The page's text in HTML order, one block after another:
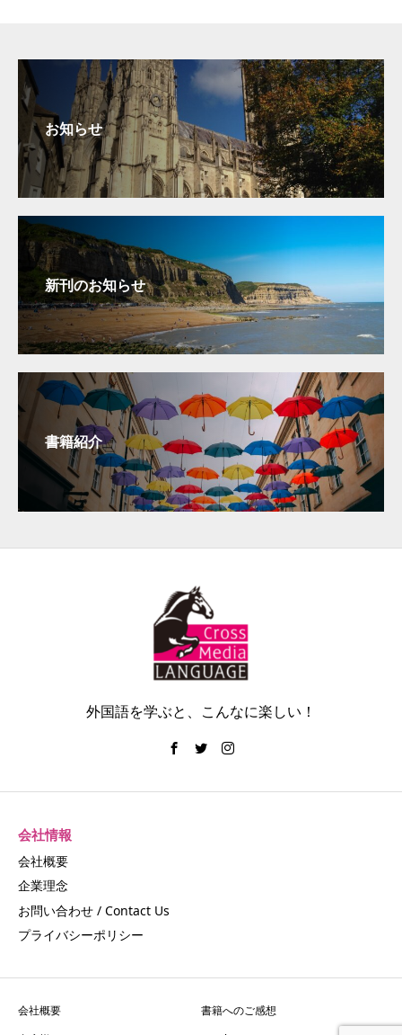
お知らせ
新刊のお知らせ
書籍紹介
外国語を学ぶと、こんなに楽しい！
会社情報
会社概要
企業理念
お問い合わせ / Contact Us
プライバシーポリシー
会社概要
書籍へのご感想